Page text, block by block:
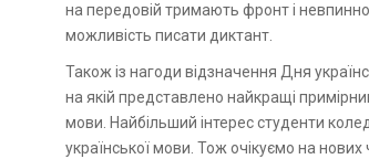
на передовій тримають фронт і
можливість писати диктант.
Також із нагоди відзначення Дня
на якій представлено найкращі
мови. Найбільший інтерес студенти
української мови. Тож очікуємо на